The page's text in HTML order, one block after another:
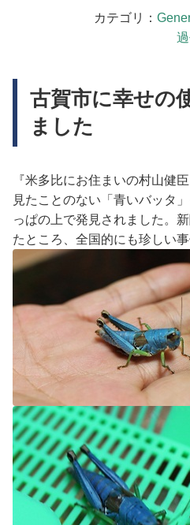
カテゴリ：
古賀市に幸せの
ました
『米多比にお住まいの村山健
見たことのない「青いバッタ
っぱの上で発見されました。
たところ、全国的にも珍しい事